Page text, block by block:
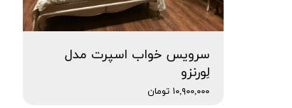
سرویس خواب اسپرت مدل
لِورنزو
۱۰,۹۰۰,۰۰۰ تومان